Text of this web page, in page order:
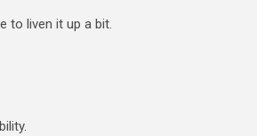
to liven it up a bit.